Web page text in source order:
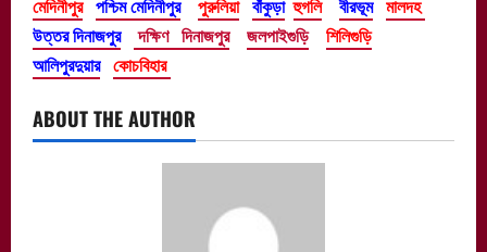
উত্তর দিনাজপুর
দক্ষিণ দিনাজপুর জলপাইগুড়ি
শিলিগুড়ি
আলিপুরদুয়ার কোচবিহার
ABOUT THE AUTHOR